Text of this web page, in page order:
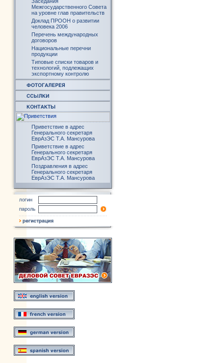
Межгосударственного Совета
на уровне глав правительств
Доклад ПРООН о развитии
человека 2006
Перечень международных
договоров
Национальные перечни
продукции
Типовые списки товаров и
технологий, подлежащих
экспортному контролю
Приветствие в адрес
Генерального секретаря
ЕврАзЭС Т.А. Мансурова
Приветствие в адрес
Генерального секретаря
ЕврАзЭС Т.А. Мансурова
Поздравления в адрес
Генерального секретаря
ЕврАзЭС Т.А. Мансурова